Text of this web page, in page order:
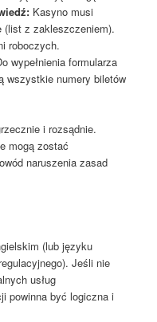
Kasyno musi
(list z zakleszczeniem).
roboczych.
wypełnienia formularza
wszystkie numery biletów
i rozsądnie.
mogą zostać
naruszenia zasad
(lub języku
Jeśli nie
usług
powinna być logiczna i